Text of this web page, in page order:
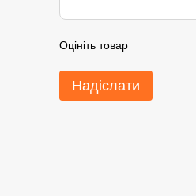
Оцініть товар
Надіслати